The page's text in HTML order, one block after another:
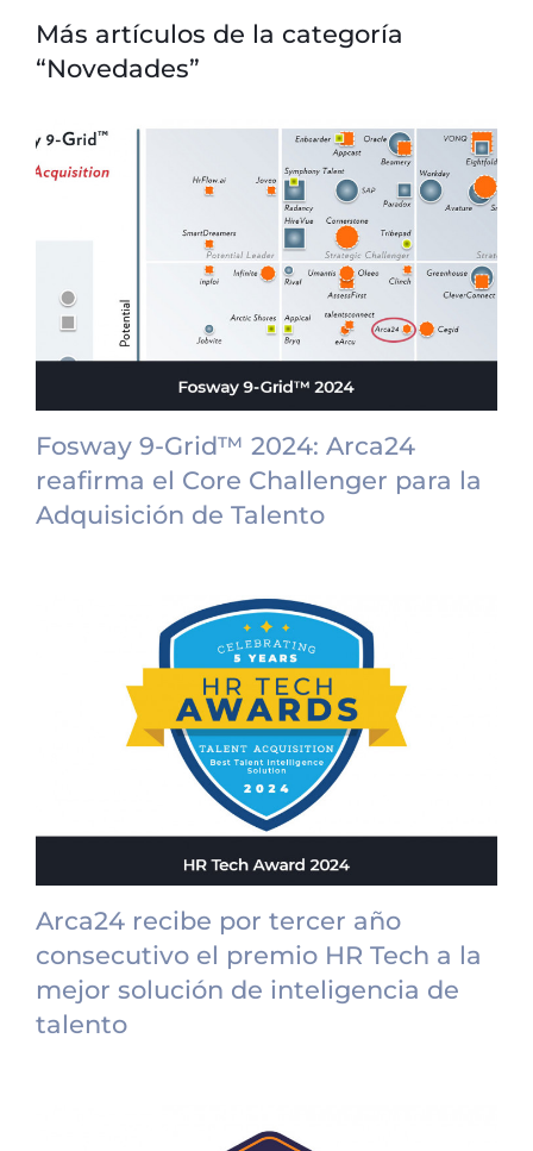
Más artículos de la categoría
“Novedades”
Fosway 9-Grid™ 2024: Arca24
reafirma el Core Challenger para la
Adquisición de Talento
Arca24 recibe por tercer año
consecutivo el premio HR Tech a la
mejor solución de inteligencia de
talento